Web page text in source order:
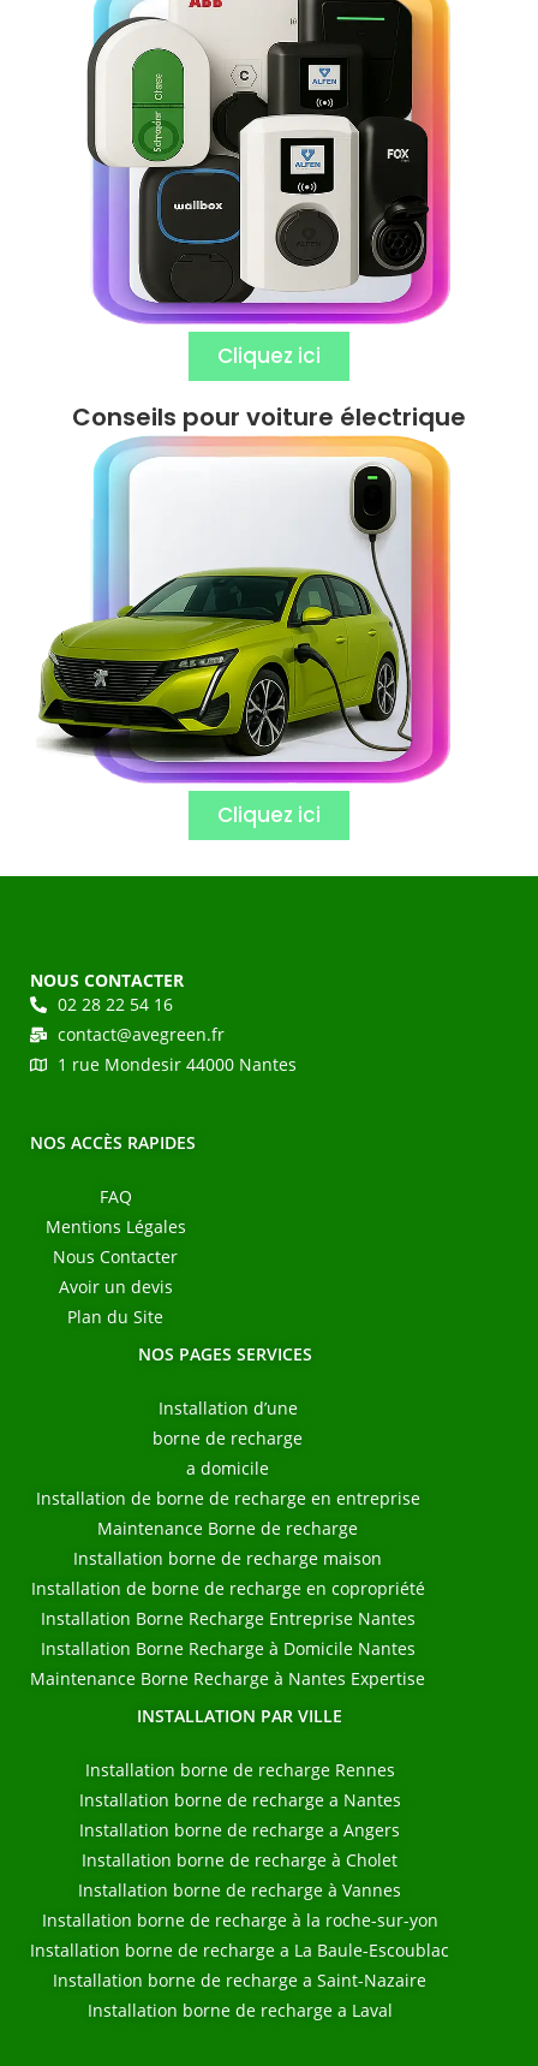
Cliquez ici
Conseils pour voiture électrique
Cliquez ici
NOUS CONTACTER
02 28 22 54 16
contact@avegreen.fr
1 rue Mondesir 44000 Nantes
NOS ACCÈS RAPIDES
FAQ
Mentions Légales
Nous Contacter
Avoir un devis
Plan du Site
NOS PAGES SERVICES
Installation d’une
borne de recharge
a domicile
Installation de borne de recharge en entreprise
Maintenance Borne de recharge
Installation borne de recharge maison
Installation de borne de recharge en copropriété
Installation Borne Recharge Entreprise Nantes
Installation Borne Recharge à Domicile Nantes
Maintenance Borne Recharge à Nantes Expertise
INSTALLATION PAR VILLE
Installation borne de recharge Rennes
Installation borne de recharge a Nantes
Installation borne de recharge a Angers
Installation borne de recharge à Cholet
Installation borne de recharge à Vannes
Installation borne de recharge à la roche-sur-yon
Installation borne de recharge a La Baule-Escoublac
Installation borne de recharge a Saint-Nazaire
Installation borne de recharge a Laval